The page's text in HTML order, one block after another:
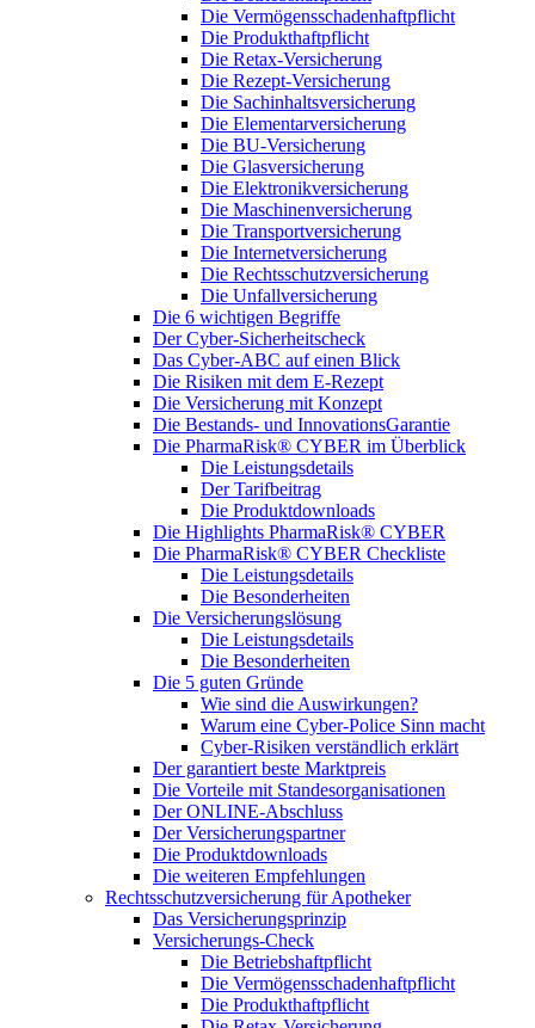
Die Vermögensschadenhaftpflicht
Die Produkthaftpflicht
Die Retax-Versicherung
Die Rezept-Versicherung
Die Sachinhaltsversicherung
Die Elementarversicherung
Die BU-Versicherung
Die Glasversicherung
Die Elektronikversicherung
Die Maschinenversicherung
Die Transportversicherung
Die Internetversicherung
Die Rechtsschutzversicherung
Die Unfallversicherung
Die 6 wichtigen Begriffe
Der Cyber-Sicher­heits­check
Das Cyber-ABC auf einen Blick
Die Risiken mit dem E-Rezept
Die Versicherung mit Konzept
Die Bestands- und InnovationsGarantie
Die PharmaRisk® CYBER im Überblick
Die Leistungsdetails
Der Tarifbeitrag
Die Produktdownloads
Die Highlights PharmaRisk® CYBER
Die PharmaRisk® CYBER Checkliste
Die Leistungsdetails
Die Besonderheiten
Die Versicherungslösung
Die Leistungsdetails
Die Besonderheiten
Die 5 guten Gründe
Wie sind die Auswirkungen?
Warum eine Cyber-Police Sinn macht
Cyber-Risiken verständlich erklärt
Der garantiert beste Marktpreis
Die Vorteile mit Standesorganisationen
Der ONLINE-Abschluss
Der Versicherungspartner
Die Produktdownloads
Die weiteren Empfehlungen
Rechtsschutzversicherung für Apotheker
Das Versicherungsprinzip
Versicherungs-Check
Die Betriebshaftpflicht
Die Vermögensschadenhaftpflicht
Die Produkthaftpflicht